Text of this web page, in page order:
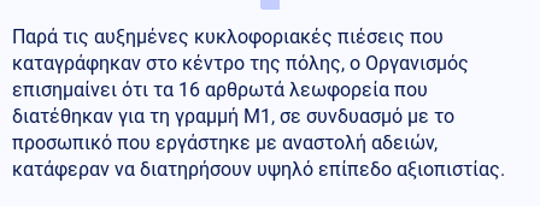
Παρά τις αυξημένες κυκλοφοριακές πιέσεις που
καταγράφηκαν στο κέντρο της πόλης, ο Οργανισμός
επισημαίνει ότι τα 16 αρθρωτά λεωφορεία που
διατέθηκαν για τη γραμμή Μ1, σε συνδυασμό με το
προσωπικό που εργάστηκε με αναστολή αδειών,
κατάφεραν να διατηρήσουν υψηλό επίπεδο αξιοπιστίας.